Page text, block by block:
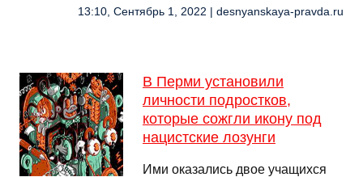
13:10, Сентябрь 1, 2022 | desnyanskaya-pravda.ru
В Перми установили
личности подростков,
которые сожгли икону под
нацистские лозунги
Ими оказались двое учащихся